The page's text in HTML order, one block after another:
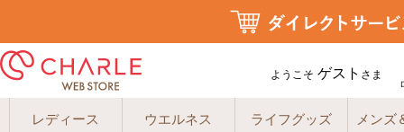
ようこそ ゲスト さま
レディース ウエルネス ライフグッズ メンズ